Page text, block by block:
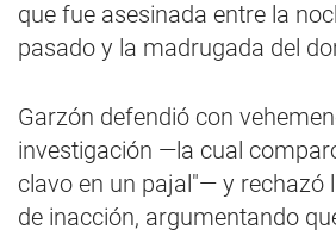
que fue asesinada entre la
pasado y la madrugada del
Garzón defendió con
investigación —la cual
clavo en un pajal"— y rechazó
de inacción, argumentando